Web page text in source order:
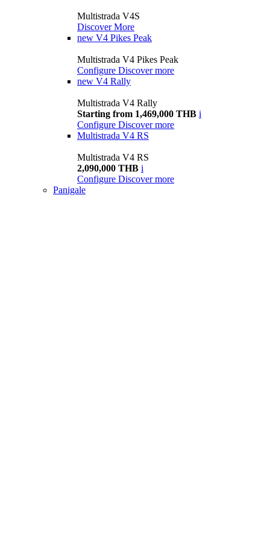
Multistrada V4S
Discover More
new V4 Pikes Peak
Multistrada V4 Pikes Peak
Configure Discover more
new V4 Rally
Multistrada V4 Rally
Starting from 1,469,000 THB i
Configure Discover more
Multistrada V4 RS
Multistrada V4 RS
2,090,000 THB i
Configure Discover more
Panigale